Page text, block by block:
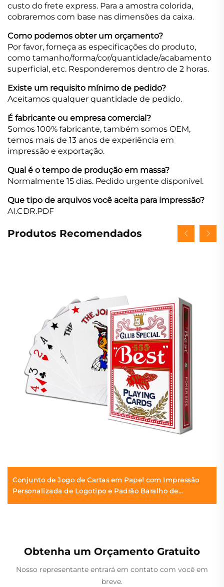
custo do frete express. Para a amostra colorida,
cobraremos com base nas dimensões da caixa.
Como podemos obter um orçamento?
Por favor, forneça as especificações do produto,
como tamanho/forma/cor/quantidade/acabamento
superficial, etc. Responderemos dentro de 2 horas.
Existe um requisito mínimo de pedido?
Aceitamos qualquer quantidade de pedido.
É fabricante ou empresa comercial?
Somos 100% fabricante, também somos OEM,
temos mais de 13 anos de experiência em
impressão e exportação.
Qual é o tempo de produção em massa?
Normalmente 15 dias. Pedido urgente disponível.
Que tipo de arquivos você aceita para impressão?
AI.CDR.PDF
Produtos Recomendados
Conjunto de Jogo de Cartas em Papel com Impressão
Personalizada de Logotipo e Padrão Baralho de
Obtenha um Orçamento Gratuito
Nosso representante entrará em contato com você em
breve.